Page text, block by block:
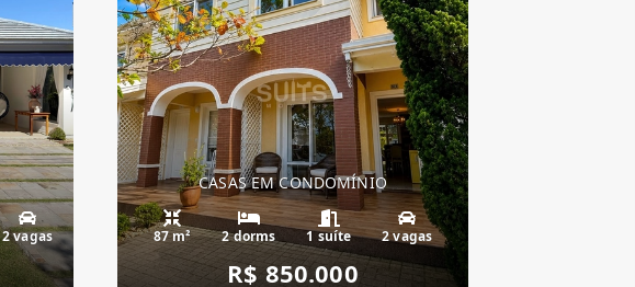
2 vagas
CASAS EM CONDOMÍNIO
87 m² 2 dorms 1 suíte 2 vagas
R$ 850.000